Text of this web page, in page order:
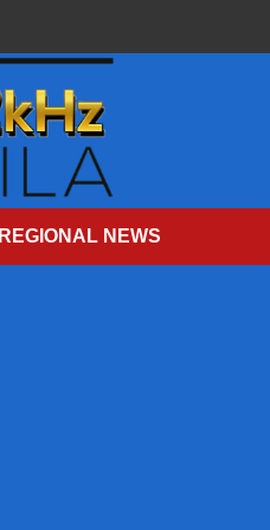
REGIONAL NEWS